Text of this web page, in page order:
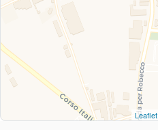
Leaflet